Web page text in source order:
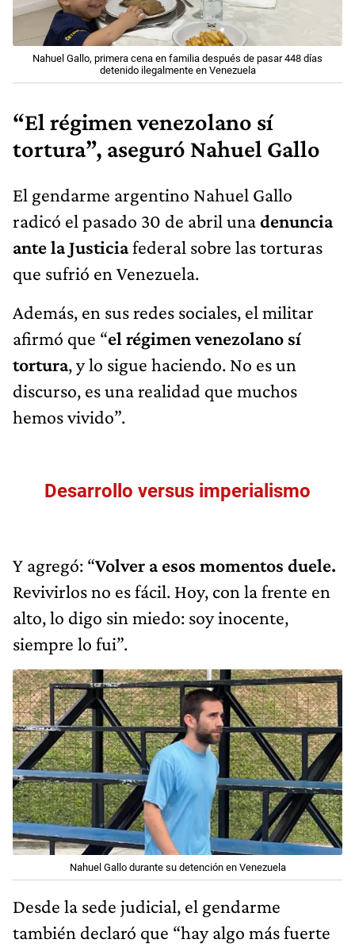
Nahuel Gallo, primera cena en familia después de pasar 448 días
detenido ilegalmente en Venezuela
“El régimen venezolano sí
tortura”, aseguró Nahuel Gallo
El gendarme argentino Nahuel Gallo
radicó el pasado 30 de abril unadenuncia
ante la Justiciafederal sobre las torturas
que sufrió en Venezuela.
Además, en sus redes sociales, el militar
afirmó que “el régimen venezolano sí
tortura, y lo sigue haciendo. No es un
discurso, es una realidad que muchos
hemos vivido”.
Desarrollo versus imperialismo
Y agregó: “Volver a esos momentos duele.
Revivirlos no es fácil. Hoy, con la frente en
alto, lo digo sin miedo: soy inocente,
siempre lo fui”.
Nahuel Gallo durante su detención en Venezuela
Desde la sede judicial, el gendarme
también declaró que “hay algo más fuerte